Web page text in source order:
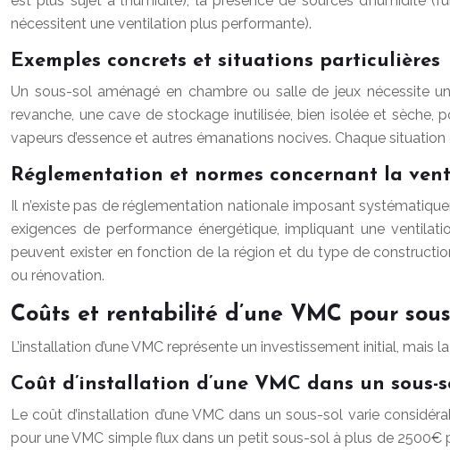
nécessitent une ventilation plus performante).
Exemples concrets et situations particulières
Un sous-sol aménagé en chambre ou salle de jeux nécessite
revanche, une cave de stockage inutilisée, bien isolée et sèche,
vapeurs d’essence et autres émanations nocives. Chaque
Réglementation et normes concernant la
Il n’existe pas de réglementation nationale imposant
exigences de performance énergétique, impliquant une
peuvent exister en fonction de la région et du type de
ou rénovation.
Coûts et rentabilité d’une VMC pour
L’installation d’une VMC représente un investissement initial,
Coût d’installation d’une VMC dans un sous-
Le coût d’installation d’une VMC dans un sous-sol varie
pour une VMC simple flux dans un petit sous-sol à plus de